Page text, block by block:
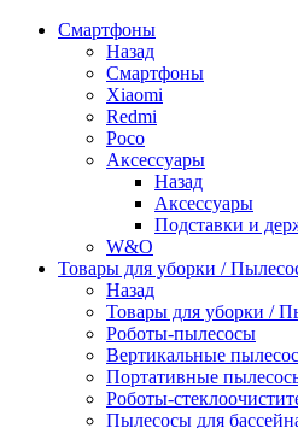
Смартфоны
Назад
Смартфоны
Xiaomi
Redmi
Poco
Аксессуары
Назад
Аксессуары
Подставки и
W&O
Товары для уборки /
Назад
Товары для уборки /
Роботы-пылесосы
Вертикальные
Портативные
Роботы-
Пылесосы для